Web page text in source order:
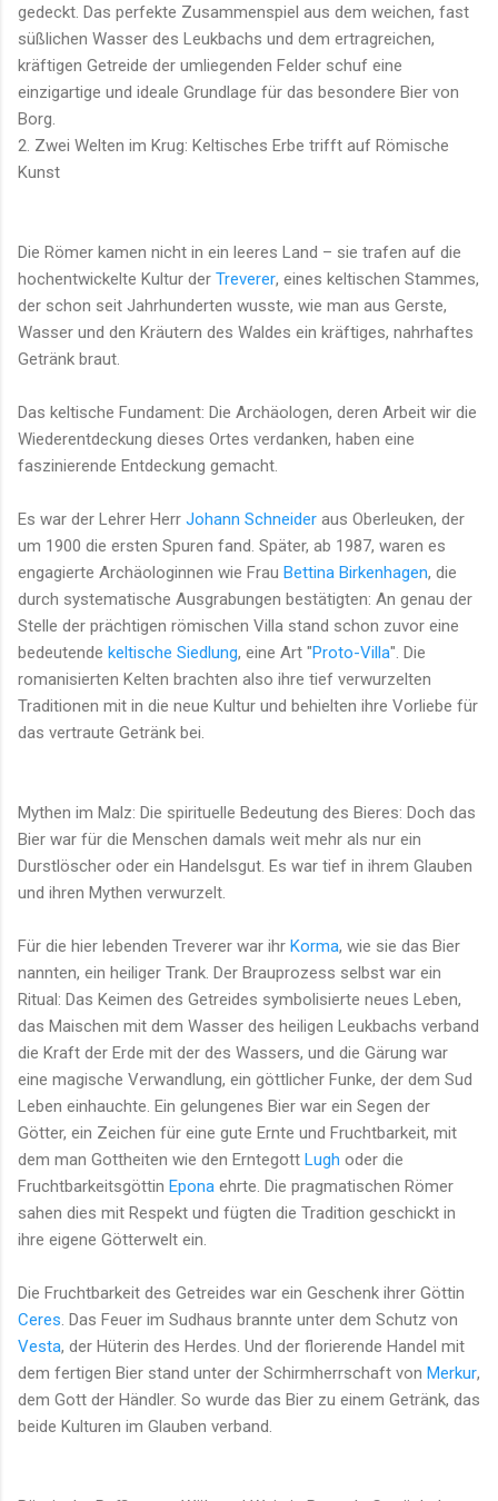
gedeckt. Das perfekte Zusammenspiel aus dem weichen, fast
süßlichen Wasser des Leukbachs und dem ertragreichen,
kräftigen Getreide der umliegenden Felder schuf eine
einzigartige und ideale Grundlage für das besondere Bier von
Borg.
2. Zwei Welten im Krug: Keltisches Erbe trifft auf Römische
Kunst
Die Römer kamen nicht in ein leeres Land – sie trafen auf die
hochentwickelte Kultur der Treverer, eines keltischen Stammes,
der schon seit Jahrhunderten wusste, wie man aus Gerste,
Wasser und den Kräutern des Waldes ein kräftiges, nahrhaftes
Getränk braut.
Das keltische Fundament: Die Archäologen, deren Arbeit wir die
Wiederentdeckung dieses Ortes verdanken, haben eine
faszinierende Entdeckung gemacht.
Es war der Lehrer Herr Johann Schneider aus Oberleuken, der
um 1900 die ersten Spuren fand. Später, ab 1987, waren es
engagierte Archäologinnen wie Frau Bettina Birkenhagen, die
durch systematische Ausgrabungen bestätigten: An genau der
Stelle der prächtigen römischen Villa stand schon zuvor eine
bedeutende keltische Siedlung, eine Art "Proto-Villa". Die
romanisierten Kelten brachten also ihre tief verwurzelten
Traditionen mit in die neue Kultur und behielten ihre Vorliebe für
das vertraute Getränk bei.
Mythen im Malz: Die spirituelle Bedeutung des Bieres: Doch das
Bier war für die Menschen damals weit mehr als nur ein
Durstlöscher oder ein Handelsgut. Es war tief in ihrem Glauben
und ihren Mythen verwurzelt.
Für die hier lebenden Treverer war ihr Korma, wie sie das Bier
nannten, ein heiliger Trank. Der Brauprozess selbst war ein
Ritual: Das Keimen des Getreides symbolisierte neues Leben,
das Maischen mit dem Wasser des heiligen Leukbachs verband
die Kraft der Erde mit der des Wassers, und die Gärung war
eine magische Verwandlung, ein göttlicher Funke, der dem Sud
Leben einhauchte. Ein gelungenes Bier war ein Segen der
Götter, ein Zeichen für eine gute Ernte und Fruchtbarkeit, mit
dem man Gottheiten wie den Erntegott Lugh oder die
Fruchtbarkeitsgöttin Epona ehrte. Die pragmatischen Römer
sahen dies mit Respekt und fügten die Tradition geschickt in
ihre eigene Götterwelt ein.
Die Fruchtbarkeit des Getreides war ein Geschenk ihrer Göttin
Ceres . Das Feuer im Sudhaus brannte unter dem Schutz von
Vesta, der Hüterin des Herdes. Und der florierende Handel mit
dem fertigen Bier stand unter der Schirmherrschaft von Merkur,
dem Gott der Händler. So wurde das Bier zu einem Getränk, das
beide Kulturen im Glauben verband.